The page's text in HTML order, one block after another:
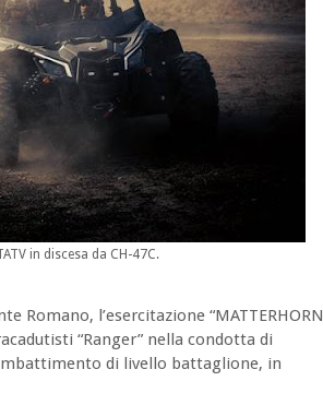
in discesa da CH-47C.
Romano, l’esercitazione “MATTERHORN
“Ranger” nella condotta di
di livello battaglione, in